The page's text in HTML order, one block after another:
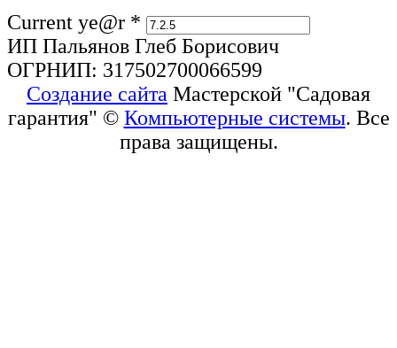
Current ye@r *
ИП Пальянов Глеб Борисович
ОГРНИП: 317502700066599
Создание сайта Мастерской "Садовая
гарантия" © Компьютерные системы. Все
права защищены.